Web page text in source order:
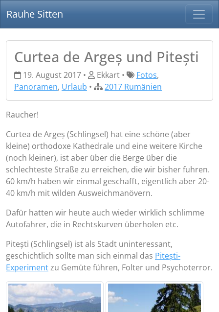
Rauhe Sitten
Curtea de Argeș und Pitești
19. August 2017 • Ekkart • Fotos,
Panoramen, Urlaub • 2017 Rumänien
Raucher!
Curtea de Argeș (Schlingsel) hat eine schöne (aber
kleine) orthodoxe Kathedrale und eine weitere Kirche
(noch kleiner), ist aber über die Berge über die
schlechteste Straße zu erreichen, die wir bisher fuhren.
60 km/h haben wir einmal geschafft, eigentlich aber 20-
40 km/h mit wilden Ausweichmanövern.
Dafür hatten wir heute auch wieder wirklich schlimme
Autofahrer, die in Rechtskurven überholen etc.
Pitești (Schlingsel) ist als Stadt uninteressant,
geschichtlich sollte man sich einmal das Pitești-
Experimentzu Gemüte führen, Folter und Psychoterror.